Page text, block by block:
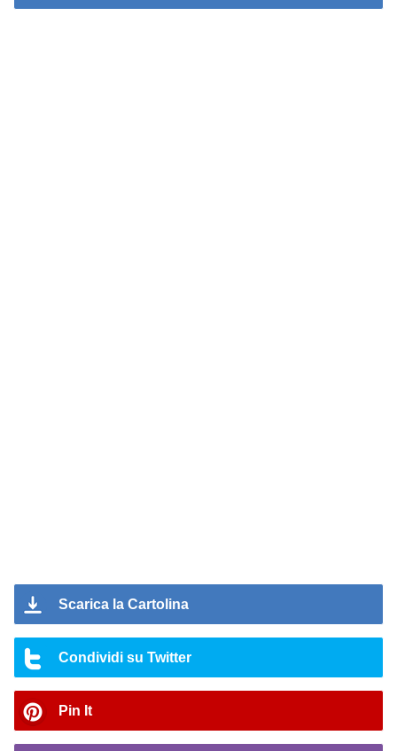
Scarica la Cartolina
Condividi su Twitter
Pin It